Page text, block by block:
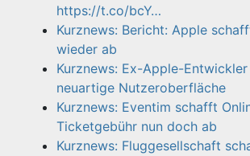
https://t.co/bcY…
Kurznews: Bericht: Apple
wieder ab
Kurznews: Ex-Apple-
neuartige Nutzeroberfläche
Kurznews: Eventim schafft
Ticketgebühr nun doch ab
Kurznews: Fluggesellschaft